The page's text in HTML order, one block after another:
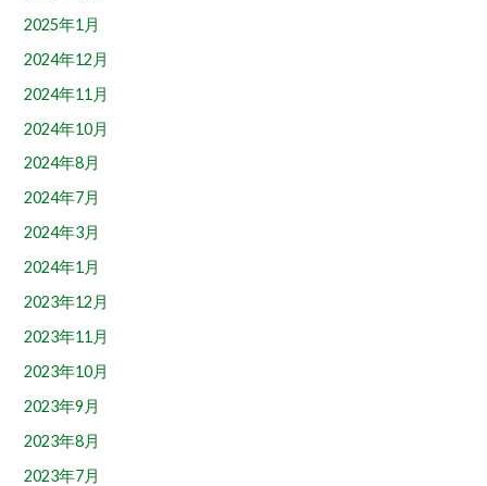
2025年1月
2024年12月
2024年11月
2024年10月
2024年8月
2024年7月
2024年3月
2024年1月
2023年12月
2023年11月
2023年10月
2023年9月
2023年8月
2023年7月